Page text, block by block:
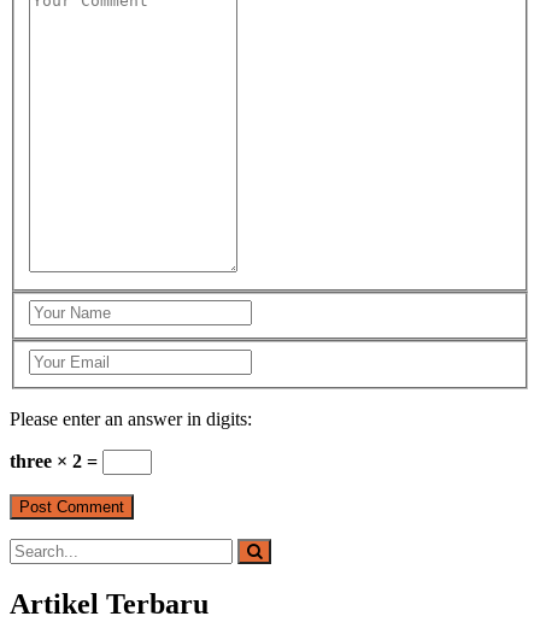
Please enter an answer in digits:
three × 2 =
Artikel Terbaru